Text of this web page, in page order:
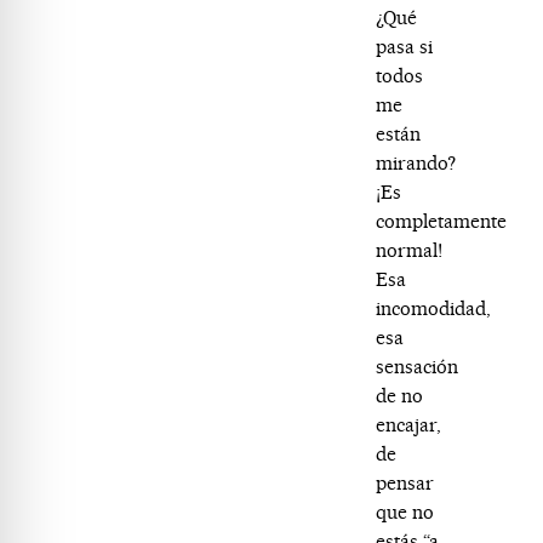
¿Qué
pasa si
todos
me
están
mirando?
¡Es
completamente
normal!
Esa
incomodidad,
esa
sensación
de no
encajar,
de
pensar
que no